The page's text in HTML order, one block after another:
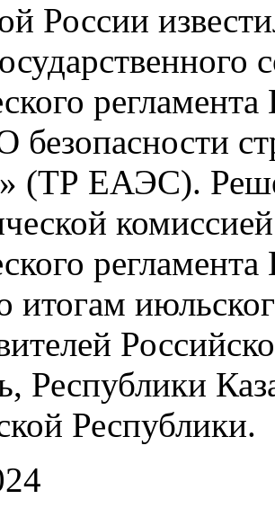
России
безопасности
(ТР ЕАЭС).
итогам
Республики
Республики.